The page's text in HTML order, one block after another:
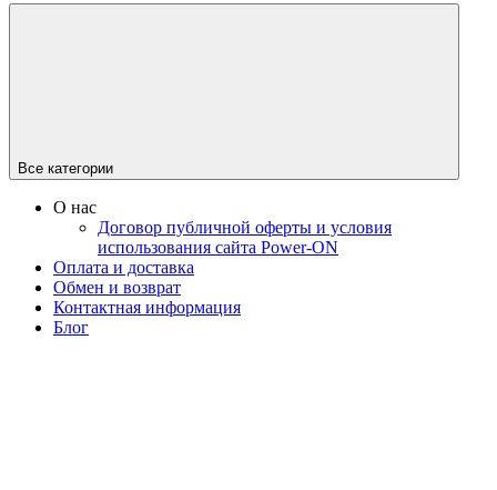
Все категории
О нас
Договор публичной оферты и условия
использования сайта Power-ON
Оплата и доставка
Обмен и возврат
Контактная информация
Блог